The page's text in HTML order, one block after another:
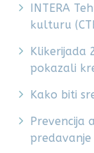
INTERA
kulturu
Klikerijada
pokazali
Kako biti
Prevencija
predavanje